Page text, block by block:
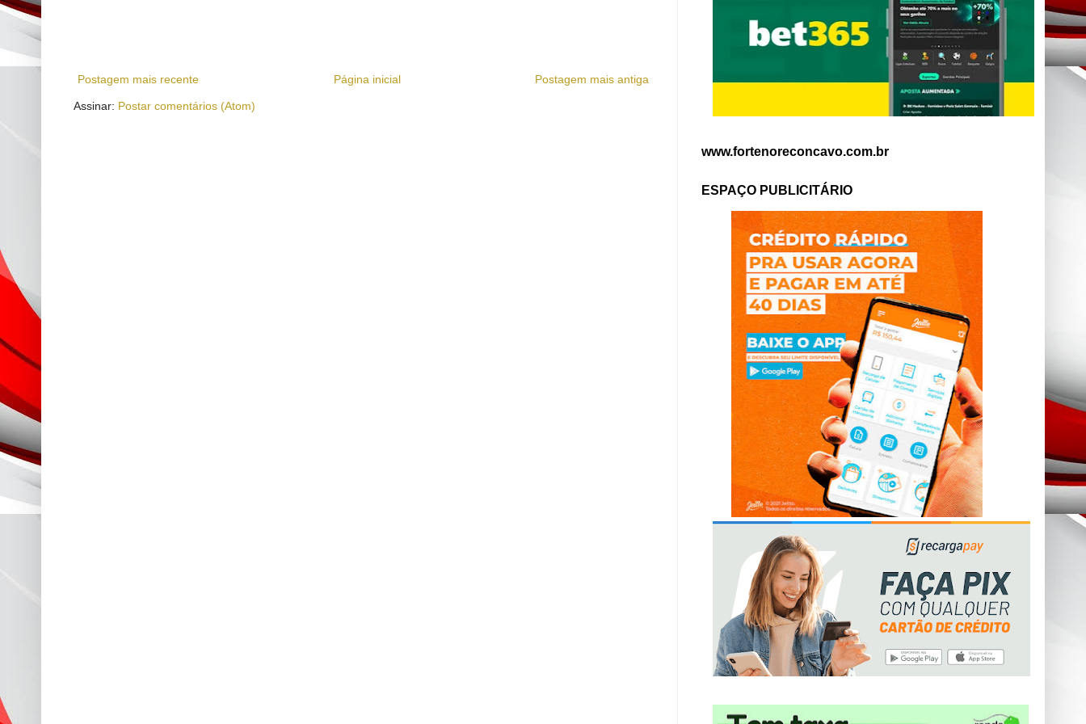
Postagem mais recente Postagem mais antiga
Página inicial
Assinar: Postar comentários (Atom)
www.fortenoreconcavo.com.br
ESPAÇO PUBLICITÁRIO